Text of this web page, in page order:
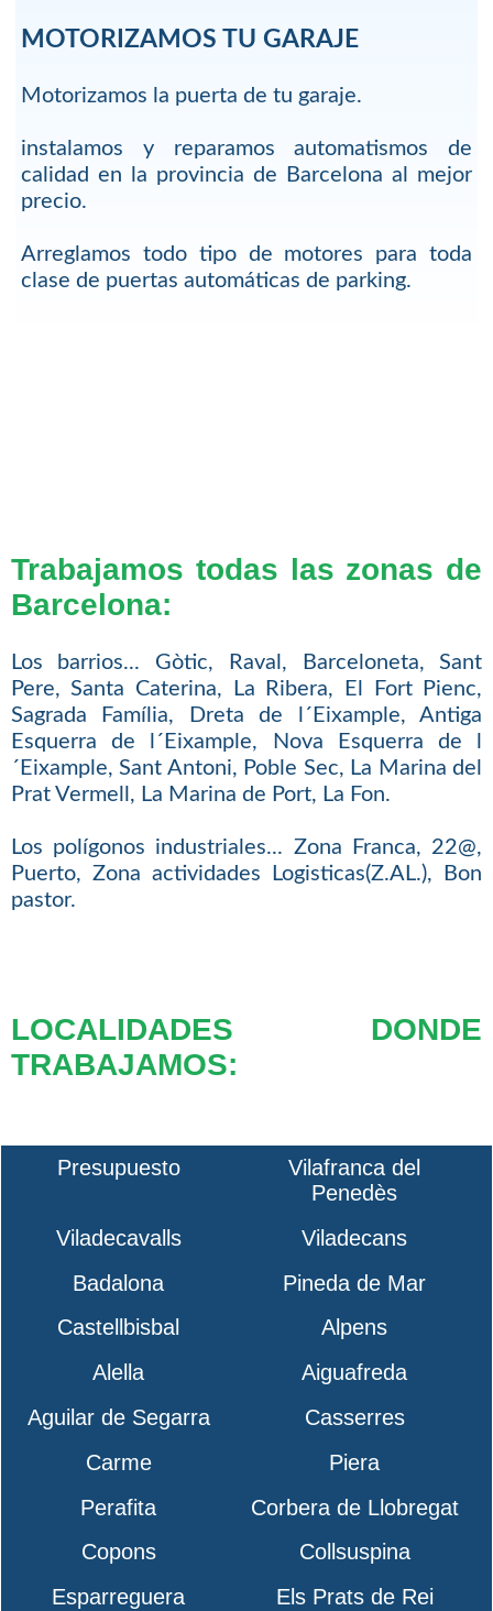
MOTORIZAMOS TU GARAJE
Motorizamos la puerta de tu garaje.
instalamos y reparamos automatismos de
calidad en la provincia de Barcelona al mejor
precio.
Arreglamos todo tipo de motores para toda
clase de puertas automáticas de parking.
Trabajamos todas las zonas de
Barcelona:
Los barrios... Gòtic, Raval, Barceloneta, Sant
Pere, Santa Caterina, La Ribera, El Fort Pienc,
Sagrada Família, Dreta de l´Eixample, Antiga
Esquerra de l´Eixample, Nova Esquerra de l
´Eixample, Sant Antoni, Poble Sec, La Marina del
Prat Vermell, La Marina de Port, La Fon.
Los polígonos industriales... Zona Franca, 22@,
Puerto, Zona actividades Logisticas(Z.AL.), Bon
pastor.
LOCALIDADES DONDE
TRABAJAMOS:
Presupuesto
Vilafranca del
Penedès
Viladecavalls
Viladecans
Badalona
Pineda de Mar
Castellbisbal
Alpens
Alella
Aiguafreda
Aguilar de Segarra
Casserres
Carme
Piera
Perafita
Corbera de Llobregat
Copons
Collsuspina
Esparreguera
Els Prats de Rei